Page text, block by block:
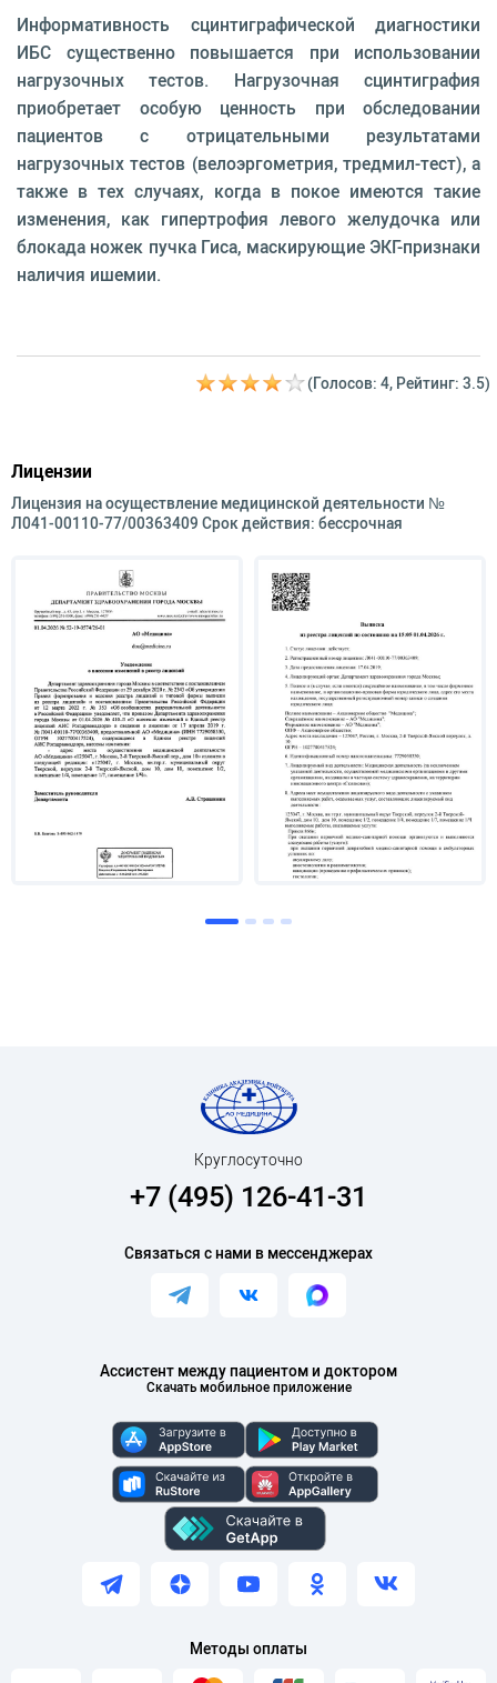
Информативность сцинтиграфической диагностики
ИБС существенно повышается при использовании
нагрузочных тестов. Нагрузочная сцинтиграфия
приобретает особую ценность при обследовании
пациентов с отрицательными результатами
нагрузочных тестов (велоэргометрия, тредмил-тест), а
также в тех случаях, когда в покое имеются такие
изменения, как гипертрофия левого желудочка или
блокада ножек пучка Гиса, маскирующие ЭКГ-признаки
наличия ишемии.
(Голосов: 4, Рейтинг: 3.5)
Лицензии
Лицензия на осуществление медицинской деятельности №
Л041-00110-77/00363409 Срок действия: бессрочная
Ассистент между пациентом и доктором
Скачать мобильное приложение
Круглосуточно
+7 (495) 126-41-31
Связаться с нами в мессенджерах
Методы оплаты